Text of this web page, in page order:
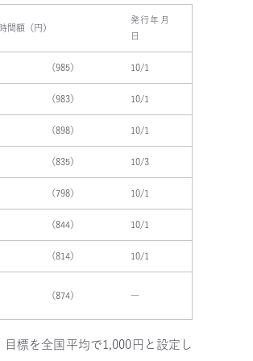
間額（円）
発行年月
日
（985） 10/1
（983） 10/1
（898） 10/1
（835） 10/3
（798） 10/1
（844） 10/1
（814） 10/1
（874） ―
標を全国平均で1,000円と設定し